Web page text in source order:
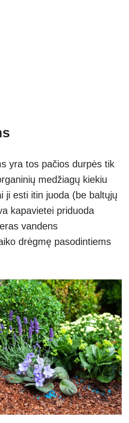
yra tos pačios durpės tik
medžiagų kiekiu
ji esti itin juoda (be baltųjų
kapavietei priduoda
vandens
drėgmę pasodintiems